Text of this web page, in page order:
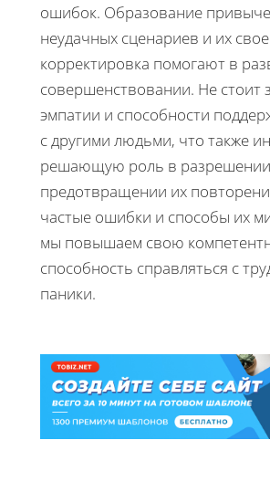
ошибок. Образование
неудачных сценариев и их
корректировка помогают в
совершенствовании. Не стоит
эмпатии и способности
с другими людьми, что также
решающую роль в
предотвращении их
частые ошибки и способы их
мы повышаем свою
способность справляться с
паники.